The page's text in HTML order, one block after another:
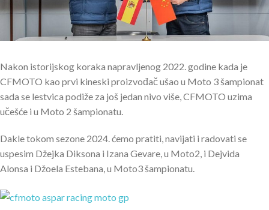
Nakon istorijskog koraka napravljenog 2022. godine kada je
CFMOTO kao prvi kineski proizvođač ušao u Moto 3 šampionat
sada se lestvica podiže za još jedan nivo više, CFMOTO uzima
učešće i u Moto 2 šampionatu.
Dakle tokom sezone 2024. ćemo pratiti, navijati i radovati se
uspesim Džejka Diksona i Izana Gevare, u Moto2, i Dejvida
Alonsa i Džoela Estebana, u Moto3 šampionatu.